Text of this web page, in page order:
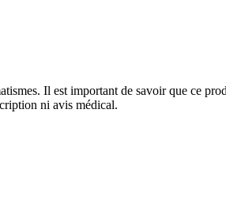
Il est important de savoir que ce
ni avis médical.